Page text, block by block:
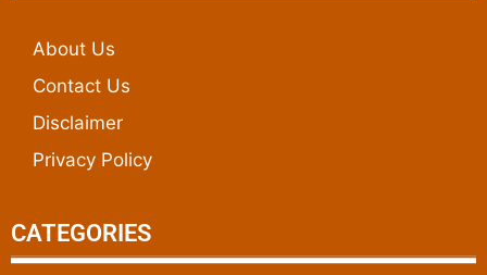
About Us
Contact Us
Disclaimer
Privacy Policy
CATEGORIES